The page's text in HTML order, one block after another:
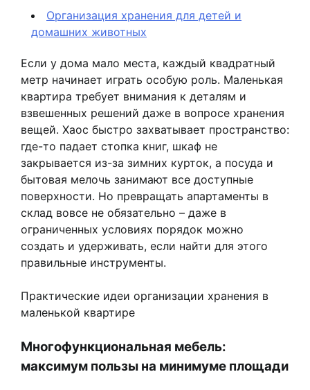
Организация хранения для детей и
домашних животных
Если у дома мало места, каждый квадратный
метр начинает играть особую роль. Маленькая
квартира требует внимания к деталям и
взвешенных решений даже в вопросе хранения
вещей. Хаос быстро захватывает пространство:
где-то падает стопка книг, шкаф не
закрывается из-за зимних курток, а посуда и
бытовая мелочь занимают все доступные
поверхности. Но превращать апартаменты в
склад вовсе не обязательно – даже в
ограниченных условиях порядок можно
создать и удерживать, если найти для этого
правильные инструменты.
Практические идеи организации хранения в
маленькой квартире
Многофункциональная мебель:
максимум пользы на минимуме площади